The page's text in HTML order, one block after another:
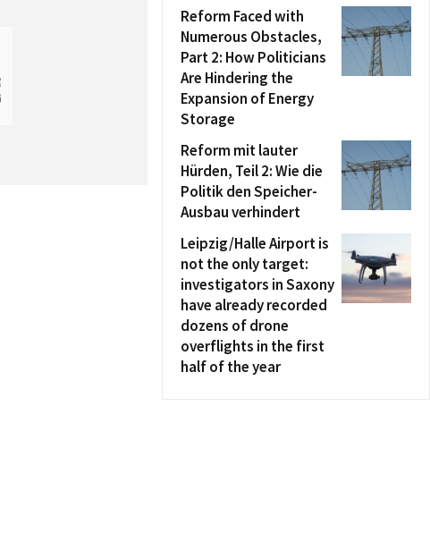
Reform Faced with
Numerous Obstacles,
Part 2: How Politicians
Are Hindering the
Expansion of Energy
Storage
Reform mit lauter
Hürden, Teil 2: Wie die
Politik den Speicher-
Ausbau verhindert
Leipzig/Halle Airport is
not the only target:
investigators in Saxony
have already recorded
dozens of drone
overflights in the first
half of the year